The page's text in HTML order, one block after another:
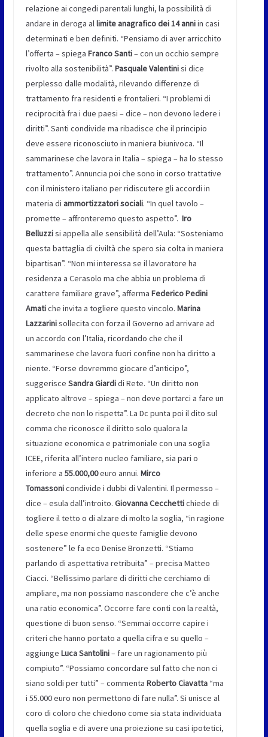
relazione ai congedi parentali lunghi, la possibilità di
andare in deroga allimite anagrafico dei 14 anniin casi
determinati e ben definiti. “Pensiamo di aver arricchito
l’offerta – spiega Franco Santi– con un occhio sempre
rivolto alla sostenibilità”. Pasquale Valentinisi dice
perplesso dalle modalità, rilevando differenze di
trattamento fra residenti e frontalieri. “I problemi di
reciprocità fra i due paesi – dice – non devono ledere i
diritti”. Santi condivide ma ribadisce che il principio
deve essere riconosciuto in maniera biunivoca. “Il
sammarinese che lavora in Italia – spiega – ha lo stesso
trattamento”. Annuncia poi che sono in corso trattative
con il ministero italiano per ridiscutere gli accordi in
materia di ammortizzatori sociali. “In quel tavolo –
promette – affronteremo questo aspetto”. Iro
Belluzzisi appella alle sensibilità dell’Aula: “Sosteniamo
questa battaglia di civiltà che spero sia colta in maniera
bipartisan”. “Non mi interessa se il lavoratore ha
residenza a Cerasolo ma che abbia un problema di
carattere familiare grave”, afferma Federico Pedini
Amatiche invita a togliere questo vincolo. Marina
Lazzarinisollecita con forza il Governo ad arrivare ad
un accordo con l’Italia, ricordando che che il
sammarinese che lavora fuori confine non ha diritto a
niente. “Forse dovremmo giocare d’anticipo”,
suggerisce Sandra Giardidi Rete. “Un diritto non
applicato altrove – spiega – non deve portarci a fare un
decreto che non lo rispetta”. La Dc punta poi il dito sul
comma che riconosce il diritto solo qualora la
situazione economica e patrimoniale con una soglia
ICEE, riferita all’intero nucleo familiare, sia pari o
inferiore a 55.000,00euro annui. Mirco
Tomassonicondivide i dubbi di Valentini. Il permesso –
dice – esula dall’introito. Giovanna Cecchettichiede di
togliere il tetto o di alzare di molto la soglia, “in ragione
delle spese enormi che queste famiglie devono
sostenere” le fa eco Denise Bronzetti. “Stiamo
parlando di aspettativa retribuita” – precisa Matteo
Ciacci. “Bellissimo parlare di diritti che cerchiamo di
ampliare, ma non possiamo nascondere che c’è anche
una ratio economica”. Occorre fare conti con la realtà,
questione di buon senso. “Semmai occorre capire i
criteri che hanno portato a quella cifra e su quello –
aggiunge Luca Santolini– fare un ragionamento più
compiuto”. “Possiamo concordare sul fatto che non ci
siano soldi per tutti” – commenta Roberto Ciavatta“ma
i 55.000 euro non permettono di fare nulla”. Si unisce al
coro di coloro che chiedono come sia stata individuata
quella soglia e di avere una proiezione su casi ipotetici,